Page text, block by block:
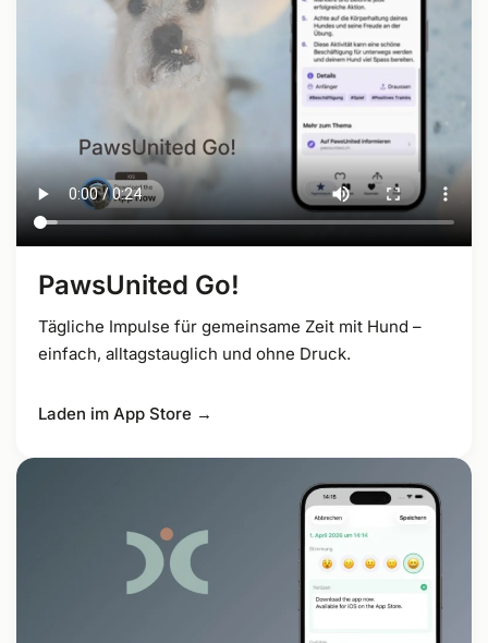
PawsUnited Go!
Tägliche Impulse für gemeinsame Zeit mit Hund –
einfach, alltagstauglich und ohne Druck.
Laden im App Store →